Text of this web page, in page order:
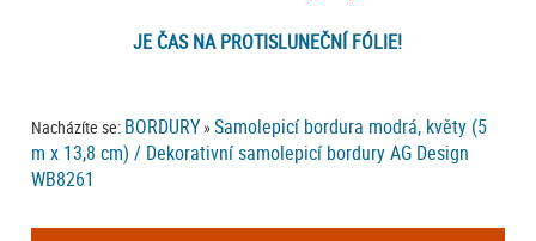
JE ČAS NA PROTISLUNEČNÍ FÓLIE!
Nacházíte se: BORDURY »Samolepicí bordura modrá, květy (5
m x 13,8 cm) / Dekorativní samolepicí bordury AG Design
WB8261